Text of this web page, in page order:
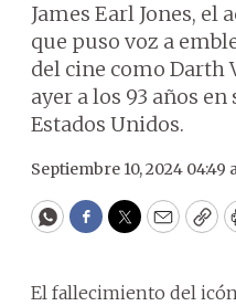
James Earl Jones, el
que puso voz a
del cine como Darth
ayer a los 93 años en
Estados Unidos.
Septiembre 10, 2024 04:49
WhatsApp
Facebook
Twitter
Email
El fallecimiento del